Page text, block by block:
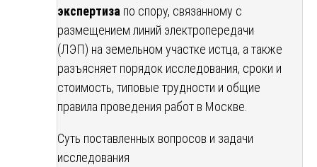
экспертиза по спору, связанному с
размещением линий электропередачи
(ЛЭП) на земельном участке истца, а также
разъясняет порядок исследования, сроки и
стоимость, типовые трудности и общие
правила проведения работ в Москве.
Суть поставленных вопросов и задачи
исследования